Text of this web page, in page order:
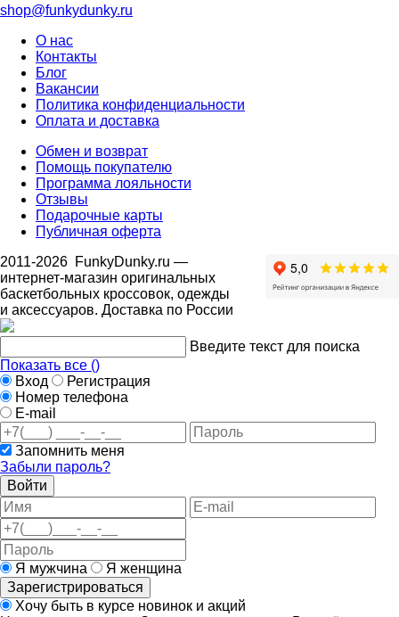
shop@funkydunky.ru
О нас
Контакты
Блог
Вакансии
Политика конфиденциальности
Оплата и доставка
Обмен и возврат
Помощь покупателю
Программа лояльности
Отзывы
Подарочные карты
Публичная оферта
2011-2026 FunkyDunky.ru —
интернет-магазин оригинальных
баскетбольных кроссовок, одежды
и аксессуаров. Доставка по России
Введите текст для поиска
Показать все ()
Вход
Регистрация
Номер телефона
E-mail
Запомнить меня
Забыли пароль?
Войти
Я мужчина
Я женщина
Зарегистрироваться
Хочу быть в курсе новинок и акций